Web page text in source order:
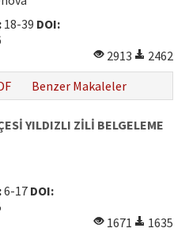
18-39 DOI:
2913
2462
Benzer Makaleler
YILDIZLI ZİLİ BELGELEME
6-17 DOI:
1671
1635